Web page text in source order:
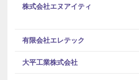
株式会社エヌアイティ
有限会社エレテック
大平工業株式会社